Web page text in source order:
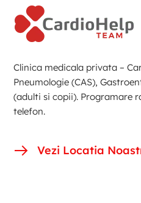
Clinica medicala privata –
Pneumologie (CAS),
(adulti si copii). Programare
telefon.
Vezi Locatia